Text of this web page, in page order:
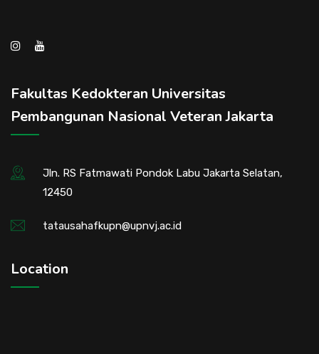
Fakultas Kedokteran Universitas
Pembangunan Nasional Veteran Jakarta
Jln. RS Fatmawati Pondok Labu Jakarta Selatan,
12450
tatausahafkupn@upnvj.ac.id
Location